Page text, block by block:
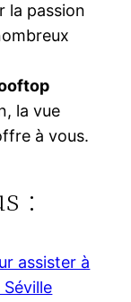
la passion
la vue
à vous.
:
assister à